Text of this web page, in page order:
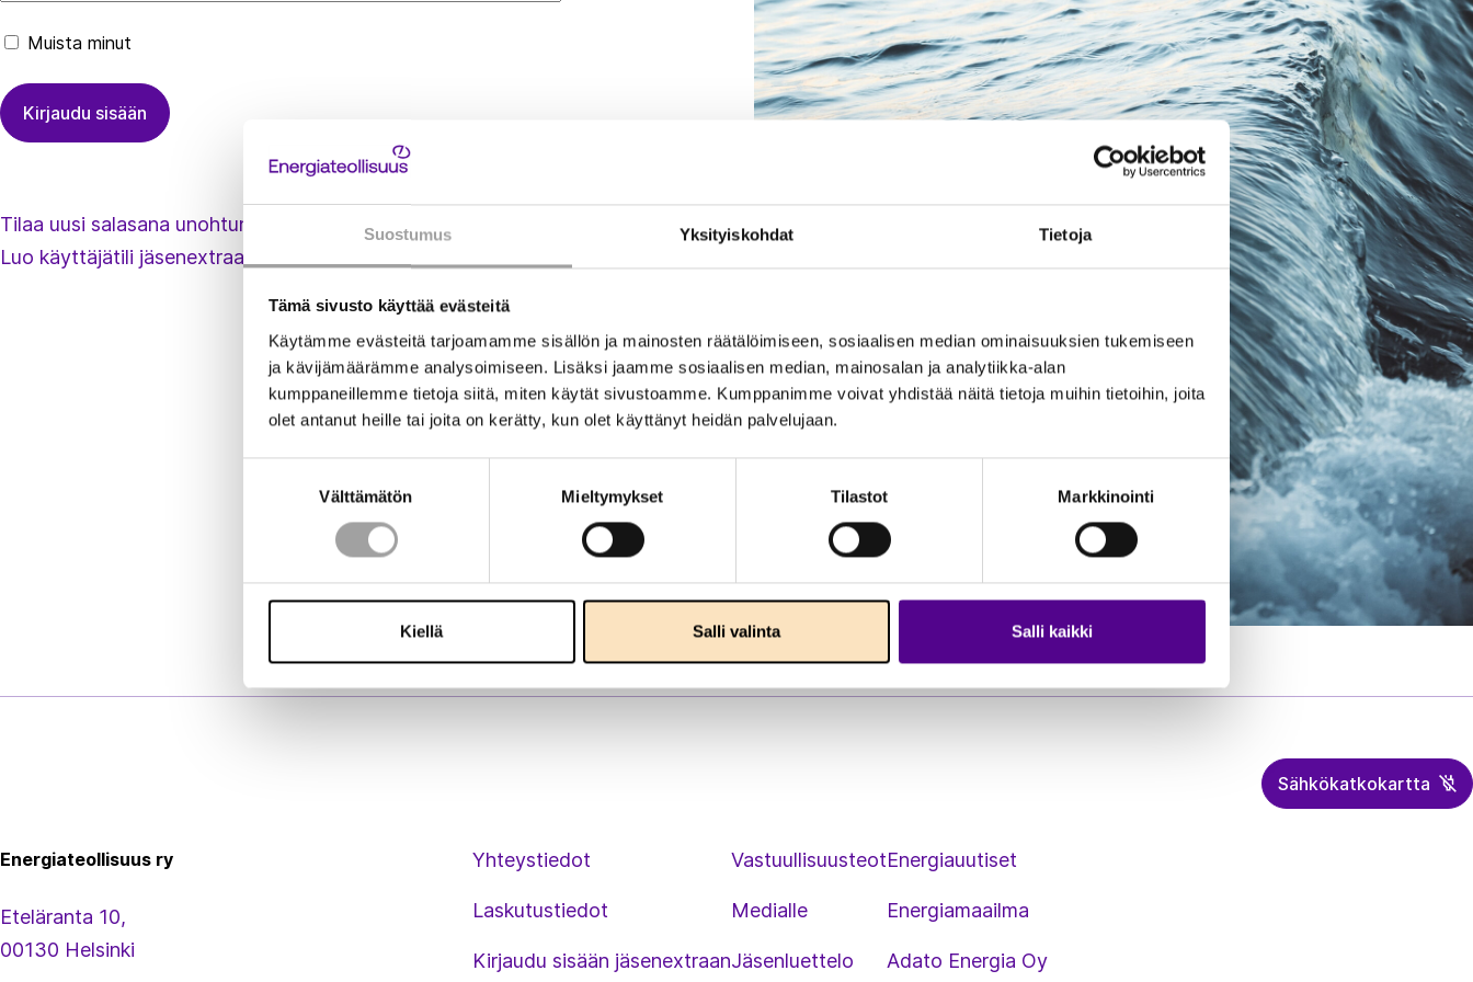
Suostumus Yksityiskohdat Tietoja
Tämä sivusto käyttää evästeitä
Käytämme evästeitä tarjoamamme sisällön ja mainosten räätälöimiseen, sosiaalisen median ominaisuuksien tukemiseen
ja kävijämäärämme analysoimiseen. Lisäksi jaamme sosiaalisen median, mainosalan ja analytiikka-alan
kumppaneillemme tietoja siitä, miten käytät sivustoamme. Kumppanimme voivat yhdistää näitä tietoja muihin tietoihin, joita
olet antanut heille tai joita on kerätty, kun olet käyttänyt heidän palvelujaan.
Välttämätön Mieltymykset Tilastot Markkinointi
Kiellä Salli valinta Salli kaikki
Muista minut
Tilaa uusi salasana unohtuneen tilalle
Luo käyttäjätili jäsenextraan
Sähkökatkokartta
Energiateollisuus ry
Eteläranta 10,
00130 Helsinki
Yhteystiedot
Laskutustiedot
Kirjaudu sisään jäsenextraan
Vastuullisuusteot
Medialle
Jäsenluettelo
Energiauutiset
Energiamaailma
Adato Energia Oy